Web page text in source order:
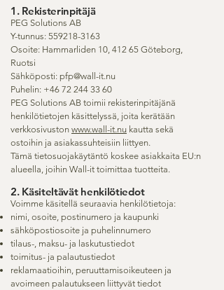
1. Rekisterinpitäjä
PEG Solutions AB
Y-tunnus: 559218-3163
Osoite: Hammarliden 10, 412 65 Göteborg,
Ruotsi
Sähköposti: pfp@wall-it.nu
Puhelin: +46 72 244 33 60
PEG Solutions AB toimii rekisterinpitäjänä
henkilötietojen käsittelyssä, joita kerätään
verkkosivuston www.wall-it.nu kautta sekä
ostoihin ja asiakassuhteisiin liittyen.
Tämä tietosuojakäytäntö koskee asiakkaita EU:n
alueella, joihin Wall-it toimittaa tuotteita.
2. Käsiteltävät henkilötiedot
Voimme käsitellä seuraavia henkilötietoja:
nimi, osoite, postinumero ja kaupunki
sähköpostiosoite ja puhelinnumero
tilaus-, maksu- ja laskutustiedot
toimitus- ja palautustiedot
reklamaatioihin, peruuttamisoikeuteen ja
avoimeen palautukseen liittyvät tiedot